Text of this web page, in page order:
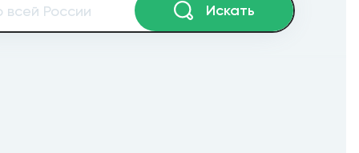
Искать